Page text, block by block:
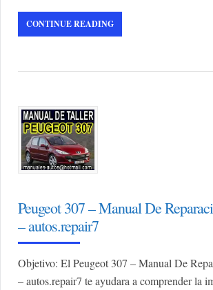
CONTINUE READING
Peugeot 307 – Manual De
– autos.repair7
Objetivo: El Peugeot 307 – Manual De
– autos.repair7 te ayudara a comprender la